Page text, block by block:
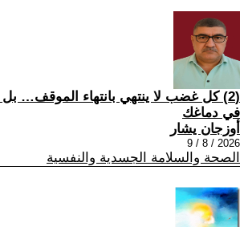
(2) كل غضب لا ينتهي بانتهاء الموقف… بل
في دماغك
أوزجان يشار
2026 / 8 / 9
الصحة والسلامة الجسدية والنفسية